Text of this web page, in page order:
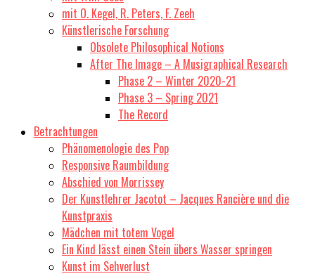
mit O. Kegel, R. Peters, F. Zeeh
Künstlerische Forschung
Obsolete Philosophical Notions
After The Image – A Musigraphical Research
Phase 2 – Winter 2020-21
Phase 3 – Spring 2021
The Record
Betrachtungen
Phänomenologie des Pop
Responsive Raumbildung
Abschied von Morrissey
Der Kunstlehrer Jacotot – Jacques Rancière und die
Kunstpraxis
Mädchen mit totem Vogel
Ein Kind lässt einen Stein übers Wasser springen
Kunst im Sehverlust